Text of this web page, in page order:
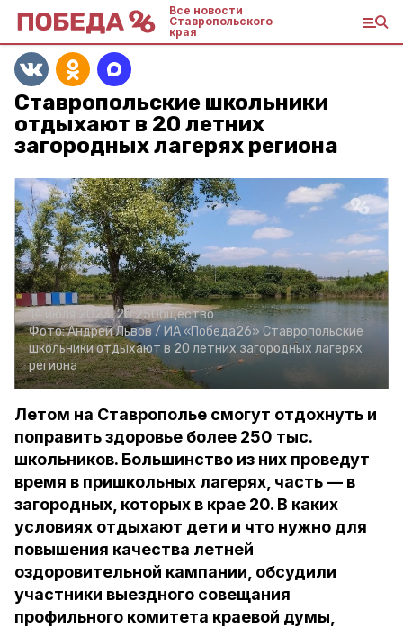
Все новости
Ставропольского
края
Ставропольские школьники
отдыхают в 20 летних
загородных лагерях региона
14 июля 2023, 20:25Общество
Фото:Андрей Львов / ИА «Победа26» Ставропольские
школьники отдыхают в 20 летних загородных лагерях
региона
Летом на Ставрополье смогут отдохнуть и
поправить здоровье более 250 тыс.
школьников. Большинство из них проведут
время в пришкольных лагерях, часть — в
загородных, которых в крае 20. В каких
условиях отдыхают дети и что нужно для
повышения качества летней
оздоровительной кампании, обсудили
участники выездного совещания
профильного комитета краевой думы,